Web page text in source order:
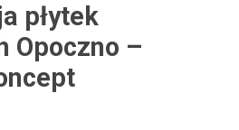
płytek
Opoczno –